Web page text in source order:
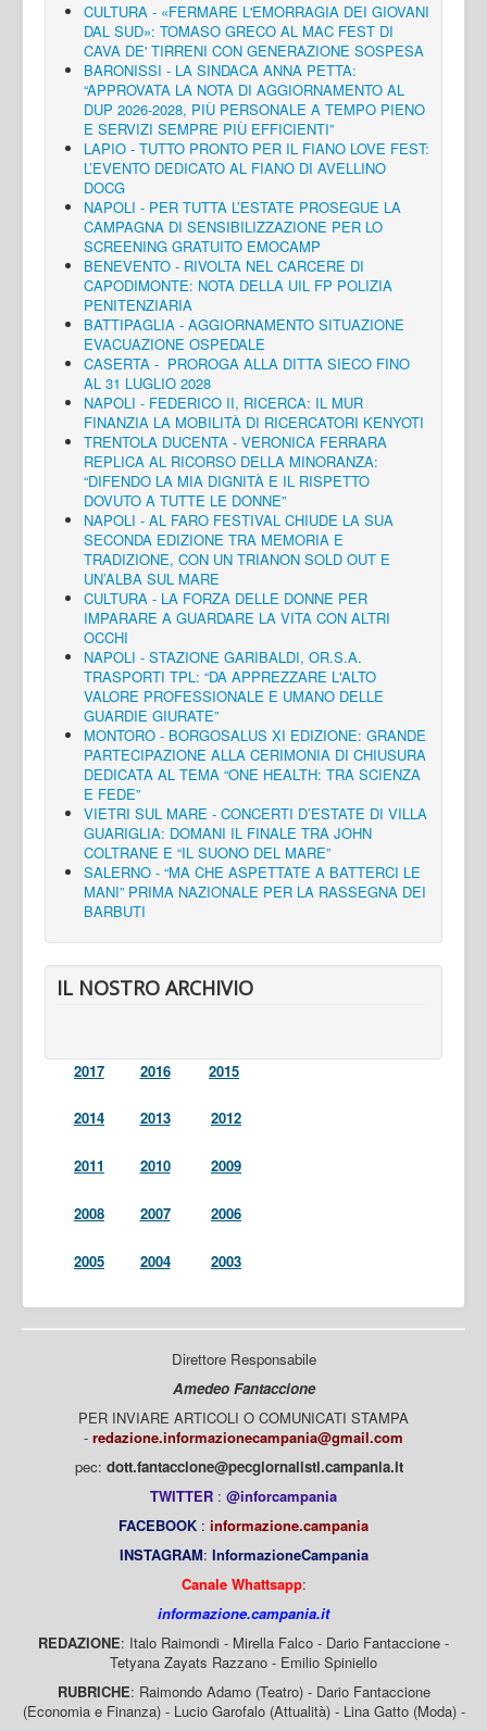
CULTURA - «FERMARE L'EMORRAGIA DEI GIOVANI
DAL SUD»: TOMASO GRECO AL MAC FEST DI
CAVA DE' TIRRENI CON GENERAZIONE SOSPESA
BARONISSI - LA SINDACA ANNA PETTA:
“APPROVATA LA NOTA DI AGGIORNAMENTO AL
DUP 2026-2028, PIÙ PERSONALE A TEMPO PIENO
E SERVIZI SEMPRE PIÙ EFFICIENTI”
LAPIO - TUTTO PRONTO PER IL FIANO LOVE FEST:
L’EVENTO DEDICATO AL FIANO DI AVELLINO
DOCG
NAPOLI - PER TUTTA L’ESTATE PROSEGUE LA
CAMPAGNA DI SENSIBILIZZAZIONE PER LO
SCREENING GRATUITO EMOCAMP
BENEVENTO - RIVOLTA NEL CARCERE DI
CAPODIMONTE: NOTA DELLA UIL FP POLIZIA
PENITENZIARIA
BATTIPAGLIA - AGGIORNAMENTO SITUAZIONE
EVACUAZIONE OSPEDALE
CASERTA - PROROGA ALLA DITTA SIECO FINO
AL 31 LUGLIO 2028
NAPOLI - FEDERICO II, RICERCA: IL MUR
FINANZIA LA MOBILITÀ DI RICERCATORI KENYOTI
TRENTOLA DUCENTA - VERONICA FERRARA
REPLICA AL RICORSO DELLA MINORANZA:
“DIFENDO LA MIA DIGNITÀ E IL RISPETTO
DOVUTO A TUTTE LE DONNE”
NAPOLI - AL FARO FESTIVAL CHIUDE LA SUA
SECONDA EDIZIONE TRA MEMORIA E
TRADIZIONE, CON UN TRIANON SOLD OUT E
UN’ALBA SUL MARE
CULTURA - LA FORZA DELLE DONNE PER
IMPARARE A GUARDARE LA VITA CON ALTRI
OCCHI
NAPOLI - STAZIONE GARIBALDI, OR.S.A.
TRASPORTI TPL: “DA APPREZZARE L'ALTO
VALORE PROFESSIONALE E UMANO DELLE
GUARDIE GIURATE”
MONTORO - BORGOSALUS XI EDIZIONE: GRANDE
PARTECIPAZIONE ALLA CERIMONIA DI CHIUSURA
DEDICATA AL TEMA “ONE HEALTH: TRA SCIENZA
E FEDE”
VIETRI SUL MARE - CONCERTI D’ESTATE DI VILLA
GUARIGLIA: DOMANI IL FINALE TRA JOHN
COLTRANE E “IL SUONO DEL MARE”
SALERNO - “MA CHE ASPETTATE A BATTERCI LE
MANI” PRIMA NAZIONALE PER LA RASSEGNA DEI
BARBUTI
IL NOSTRO ARCHIVIO
2017 2016 2015
2014 2013 2012
2011 2010 2009
2008 2007 2006
2005 2004 2003
Direttore Responsabile
Amedeo Fantaccione
PER INVIARE ARTICOLI O COMUNICATI STAMPA
- redazione.informazionecampania@gmail.com
pec: dott.fantaccione@pecgiornalisti.campania.it
TWITTER : @inforcampania
FACEBOOK : informazione.campania
INSTAGRAM: InformazioneCampania
Canale Whattsapp:
informazione.campania.it
REDAZIONE: Italo Raimondi - Mirella Falco - Dario Fantaccione -
Tetyana Zayats Razzano - Emilio Spiniello
RUBRICHE: Raimondo Adamo (Teatro) - Dario Fantaccione
(Economia e Finanza) - Lucio Garofalo (Attualità) - Lina Gatto (Moda) -